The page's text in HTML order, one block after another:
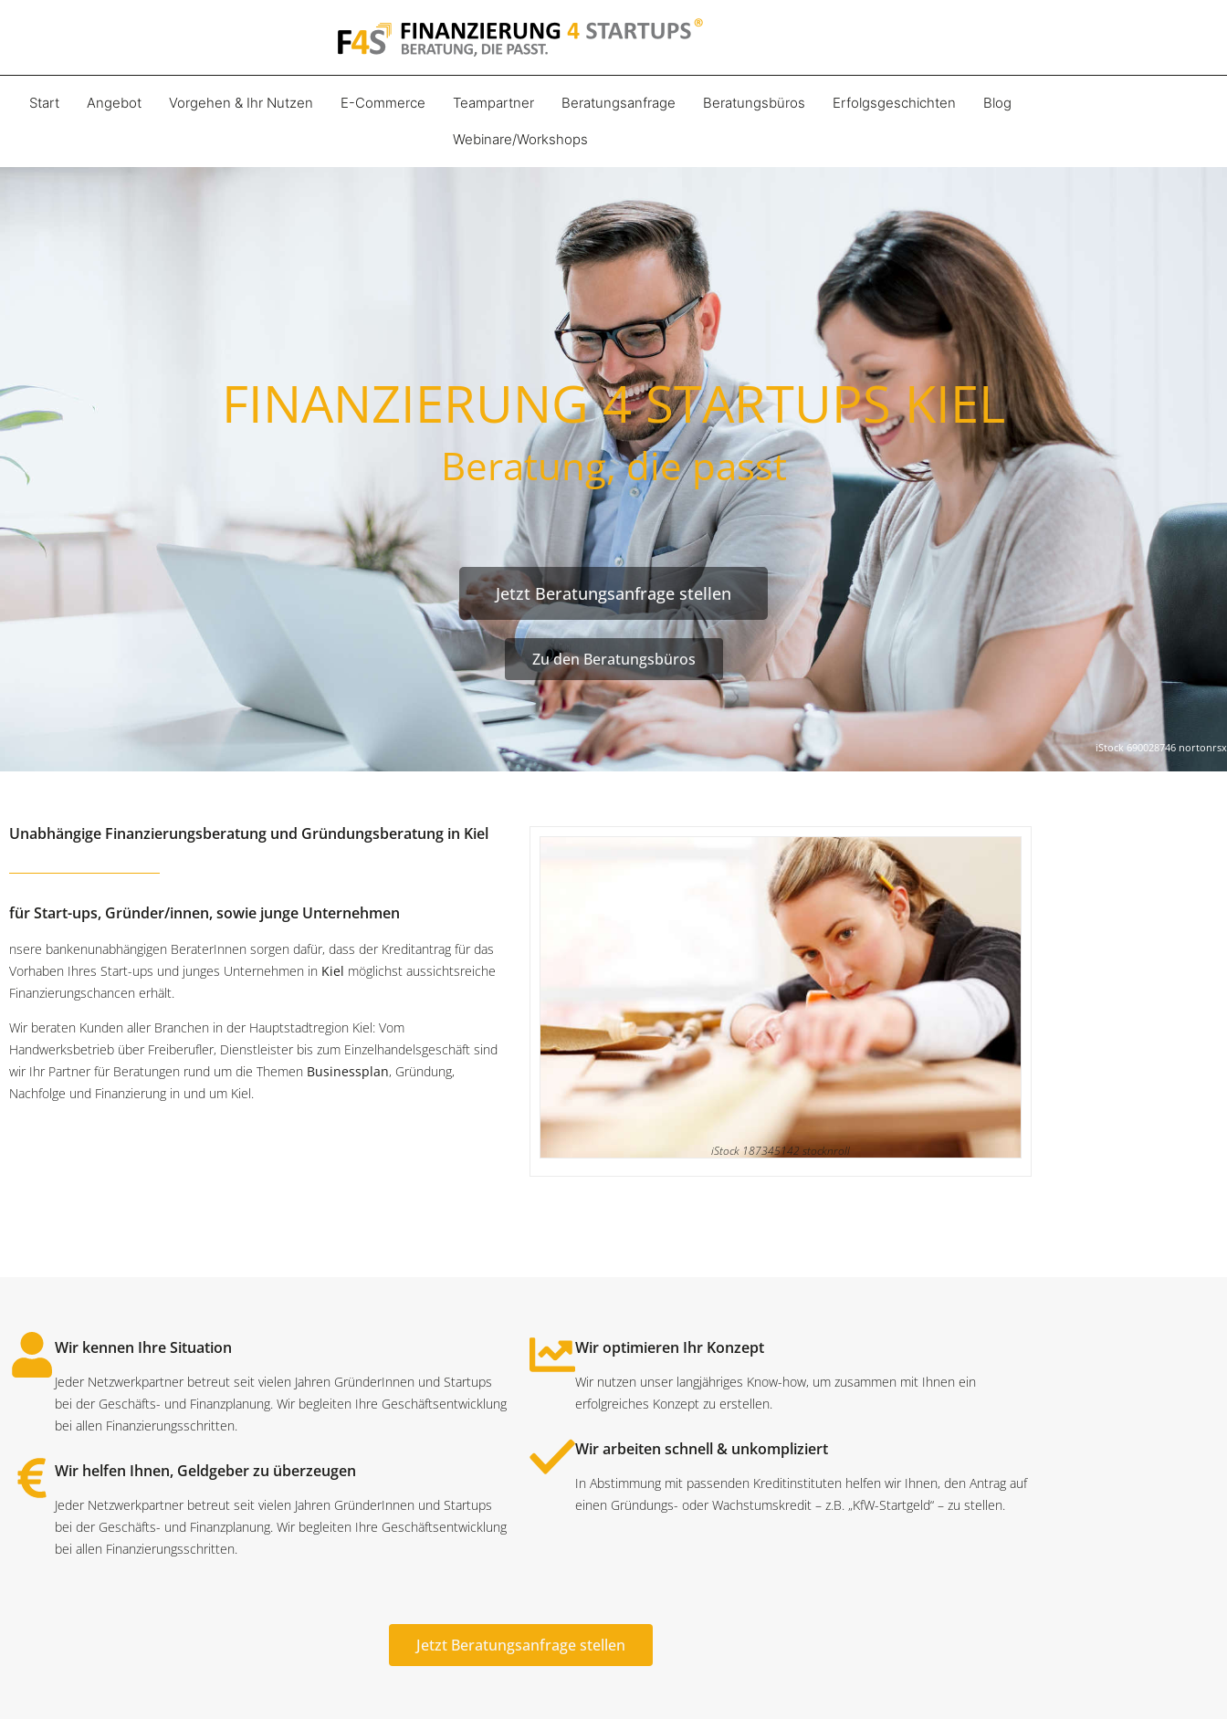
Start Angebot Vorgehen & Ihr Nutzen E-Commerce Teampartner Beratungsanfrage Beratungsbüros Erfolgsgeschichten Blog
Webinare/Workshops
FINANZIERUNG 4 STARTUPS KIEL
Beratung, die passt
Jetzt Beratungsanfrage stellen
Zu den Beratungsbüros
iStock 690028746 nortonrsx
Unabhängige Finanzierungsberatung und Gründungsberatung in Kiel
für Start-ups, Gründer/innen, sowie junge Unternehmen
nsere bankenunabhängigen BeraterInnen sorgen dafür, dass der Kreditantrag für das
Vorhaben Ihres Start-ups und junges Unternehmen in Kiel möglichst aussichtsreiche
Finanzierungschancen erhält.
Wir beraten Kunden aller Branchen in der Hauptstadtregion Kiel: Vom
Handwerksbetrieb über Freiberufler, Dienstleister bis zum Einzelhandelsgeschäft sind
wir Ihr Partner für Beratungen rund um die Themen Businessplan, Gründung,
Nachfolge und Finanzierung in und um Kiel.
iStock 187345142 stocknroll
Wir kennen Ihre Situation
Jeder Netzwerkpartner betreut seit vielen Jahren GründerInnen und Startups
bei der Geschäfts- und Finanzplanung. Wir begleiten Ihre Geschäftsentwicklung
bei allen Finanzierungsschritten.
Wir helfen Ihnen, Geldgeber zu überzeugen
Jeder Netzwerkpartner betreut seit vielen Jahren GründerInnen und Startups
bei der Geschäfts- und Finanzplanung. Wir begleiten Ihre Geschäftsentwicklung
bei allen Finanzierungsschritten.
Wir optimieren Ihr Konzept
Wir nutzen unser langjähriges Know-how, um zusammen mit Ihnen ein
erfolgreiches Konzept zu erstellen.
Wir arbeiten schnell & unkompliziert
In Abstimmung mit passenden Kreditinstituten helfen wir Ihnen, den Antrag auf
einen Gründungs- oder Wachstumskredit – z.B. „KfW-Startgeld“ – zu stellen.
Jetzt Beratungsanfrage stellen